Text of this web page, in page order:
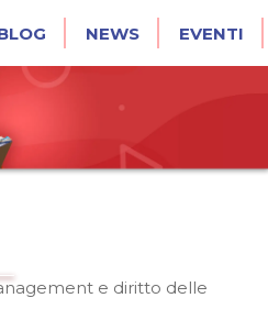
NEWS EVENTI
e diritto delle